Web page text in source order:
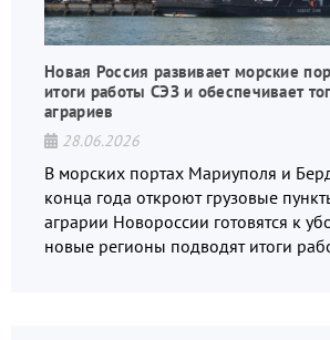
Новая Россия развивает морские
итоги работы СЭЗ и обеспечивает
аграриев
28.06.2026
В морских портах Мариуполя и
конца года откроют грузовые
аграрии Новороссии готовятся к
новые регионы подводят итоги